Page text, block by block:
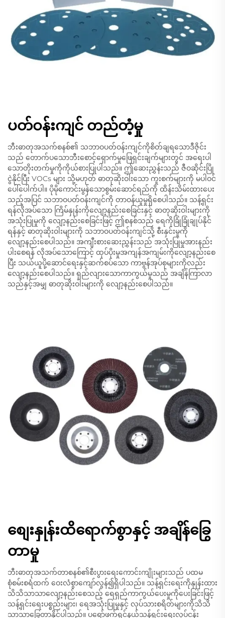
ပတ်ဝန်းကျင် တည်တံ့မှု
ဘီးဓာတုအသက်စနစ်၏ သဘာဝပတ်ဝန်းကျင်ကိုစိတ်ချရသောဒီဇိုင်း
သည် တောက်ပသောဘီးစောင့်ရှောက်မှုဖြေရှင်းချက်များတွင် အရေးပါ
သောတိုးတက်မှုကိုကိုယ်စားပြုပါသည်။ ဤဆေးညွှန်းသည် ဇီဝဆိုင်းပြို
ငွဲနိုင်ပြီး VOCs များ သို့မဟုတ် ဓာတုဆိုးဝါးသော ကူးစက်များကို မပါဝင်
ပေါ်ပေါက်ပါ။ ပိုမိုကောင်းမွန်သောစွမ်းဆောင်ရည်ကို ထိန်းသိမ်းထားပေး
သည့်အပြင် သဘာဝပတ်ဝန်းကျင်ကို တာဝန်ယူမှုရှိစေပါသည်။ သန့်ရှင်း
ရန်လိုအပ်သော ကြိမ်နှုန်းကိုလျော့နည်းစေခြင်းနှင့် ဓာတုဆိုးဝါးများကို
အသုံးပြုမှုကို လျော့နည်းစေခြင်းဖြင့် ဤစနစ်သည် ရေကိုခြုံခြုံချုပ်နိုင်
ရန်နှင့် ဓာတုဆိုးဝါးများကို သဘာဝပတ်ဝန်းကျင်သို့ စီးနှင်းမှုကို
လျော့နည်းစေပါသည်။ အကျီးစားဆေးညွှန်းသည် အသုံးပြုမှုအားနည်း
ပါးစေရန် လိုအပ်သောကြောင့် ထုပ်ပိုးမှုအကျန်အကျမ်းကိုလျော့နည်းစေ
ပြီး သယ်ယူပို့ဆောင်ရေးနှင့်ဆက်စပ်သော ကာဗွန်အုပ်စုများကိုလည်း
လျော့နည်းစေပါသည်။ ရှည်လျားသောကာကွယ်မှုသည် အချိန်ကြာလာ
သည်နှင့်အမျှ ဓာတုဆိုးဝါးများကို လျော့နည်းစေပါသည်။
စျေးနှုန်းထိရောက်စွာနှင့် အချိန်ခြွေ
တာမှု
ဘီးဓာတုအသက်တာစနစ်၏စီးပွားရေးကောင်းကျိုးများသည် ပထမ
စုံစမ်းစရံထက် ဝေးလံစွာကျော်လွန်၍ရှိပါသည်။ သန့်ရှင်းရေးကိုနှုန်းထား
သိသိသာသာလျော့နည်းစေသည့် ရေရှည်ကာကွယ်ပေးမှုကိုပေးခြင်းဖြင့်
သန့်ရှင်းရေးပစ္စည်းများ၊ ရေအသုံးပြုမှုနှင့် လုပ်သားစရိတ်များကိုသိသိ
သာသာခြွေတာနိုင်ပါသည်။ ပရော်ဖက်ရှင်နယ်သန့်ရှင်းရေးလုပ်ငန်း